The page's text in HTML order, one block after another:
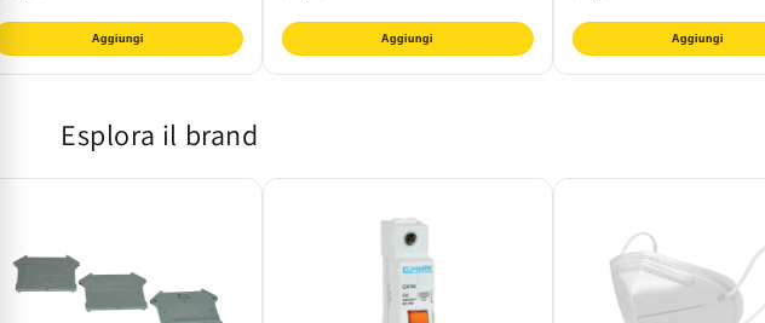
Aggiungi Aggiungi Aggiungi
Esplora il brand